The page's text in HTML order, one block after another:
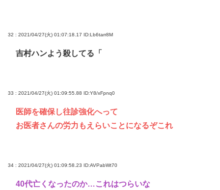
32 : 2021/04/27(火) 01:07:18.17 ID:Lb6tarr8M
吉村ハンよう殺してる「
33 : 2021/04/27(火) 01:09:55.88 ID:Y8/xFpnq0
医師を確保し往診強化へって
お医者さんの労力もえらいことになるぞこれ
34 : 2021/04/27(火) 01:09:58.23 ID:AVPabWt70
40代亡くなったのか…これはつらいな